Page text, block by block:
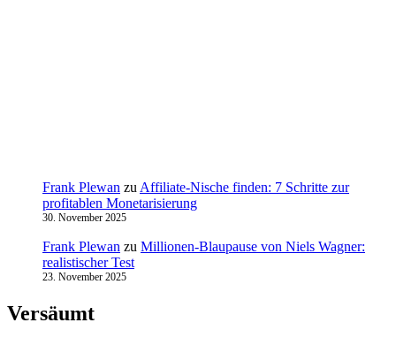
Frank Plewan zu Affiliate-Nische finden: 7 Schritte zur
profitablen Monetarisierung
30. November 2025
Frank Plewan zu Millionen‑Blaupause von Niels Wagner:
realistischer Test
23. November 2025
Versäumt